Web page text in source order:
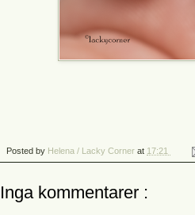
Posted by Helena / Lacky Corner at 17:21
Inga kommentarer :